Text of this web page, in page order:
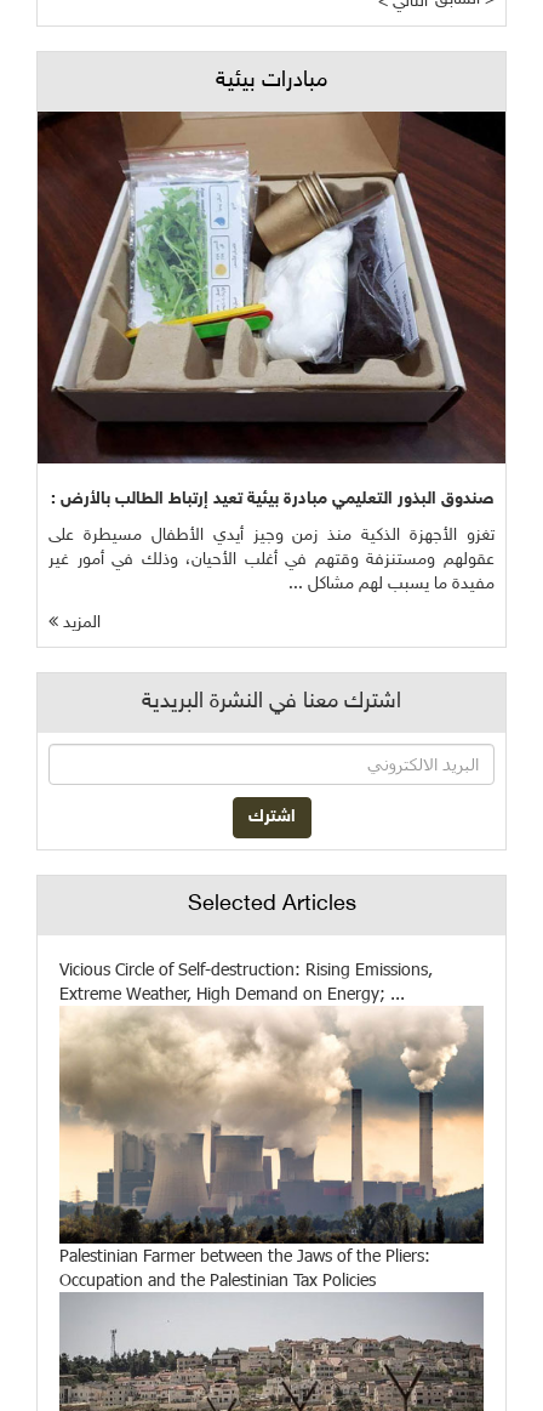
مبادرات بيئية
صندوق البذور التعليمي مبادرة بيئية تعيد إرتباط الطالب بالأرض :
تغزو الأجهزة الذكية منذ زمن وجيز أيدي الأطفال مسيطرة على
عقولهم ومستنزفة وقتهم في أغلب الأحيان، وذلك في أمور غير
مفيدة ما يسبب لهم مشاكل ...
المزيد
اشترك معنا في النشرة البريدية
Selected Articles
Vicious Circle of Self-destruction: Rising Emissions,
Extreme Weather, High Demand on Energy; ...
Palestinian Farmer between the Jaws of the Pliers:
Occupation and the Palestinian Tax Policies